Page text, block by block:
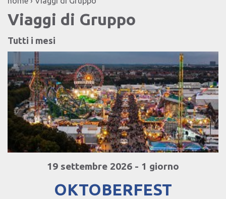
Viaggi di Gruppo
Tutti i mesi
19 settembre 2026 - 1 giorno
OKTOBERFEST